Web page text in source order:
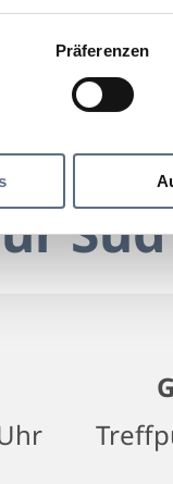
Präferenzen
Süd